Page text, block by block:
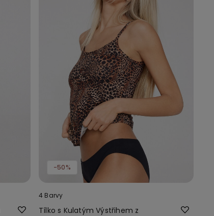
-50%
4 Barvy
Tílko s Kulatým Výstřihem z